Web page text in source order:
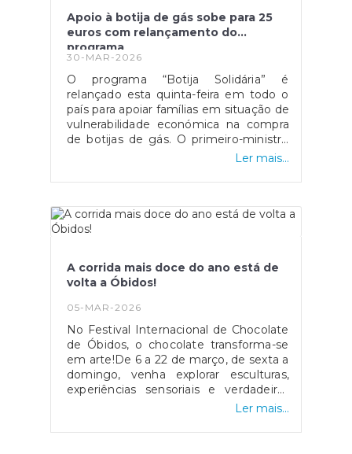
Nacional procedeu à ativação do
Centro de Divulgação de Defesa
Nacional das Caldas da Rainha, assim
como ao ajustamento de algumas
cidadãos nascidos no ano de 2007,
residentes na freguesia que terão de
cumprir o dever militar de comparência
ao Dia da Defesa Nacional na Escola de
Sargentos do Exército - unidade do
Exército português - de acordo com os
para 16 de setembro de 2026. De
assinalar que a modalidade de
transporte indicada para a freguesia de
próprios.Os editais poderão ser
consultados em
s-396a5741.webp
Apoio à botija de gás sobe para 25
euros com relançamento do
programa
30-MAR-2026
O programa “Botija Solidária” é
relançado esta quinta-feira em todo o
país para apoiar famílias em situação de
vulnerabilidade económica na compra
de botijas de gás. O primeiro-ministro
Luís Montenegro anunciou o aumento
durante os próximos três meses,
da guerra no Médio Oriente.
Ler mais...
A corrida mais doce do ano está de
volta a Óbidos!
05-MAR-2026
No Festival Internacional de Chocolate
de Óbidos, o chocolate transforma-se
em arte!De 6 a 22 de março, de sexta a
domingo, venha explorar esculturas,
experiências sensoriais e verdadeiras
obras de arte. Uma viagem onde sabor
forma única!Em Óbidos a Arte ganha
Ler mais...